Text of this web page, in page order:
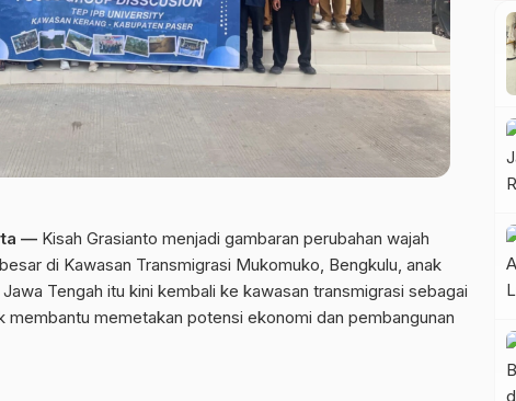
— Kisah Grasianto menjadi gambaran perubahan wajah
di Kawasan Transmigrasi Mukomuko, Bengkulu, anak
Tengah itu kini kembali ke kawasan transmigrasi sebagai
memetakan potensi ekonomi dan pembangunan